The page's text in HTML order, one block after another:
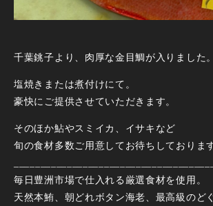
千葉銚子より、肉厚な金目鯛が入りました。
塩焼きまたは煮付けにて。
豪快にご提供させていただきます。
そのほか鮎やスミイカ、イサキなど
旬の食材多数ご用意してお待ちしておりま
毎日豊洲市場で仕入れる厳選食材を使用。
天然本鮪、朝どれボタン海老、最高級のど